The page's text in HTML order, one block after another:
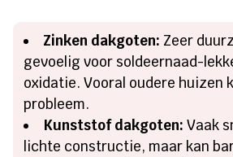
Zinken dakgoten: Zeer
gevoelig voor soldeernaad-
oxidatie. Vooral oudere huizen
probleem.
Kunststof dakgoten: Vaak
lichte constructie, maar kan